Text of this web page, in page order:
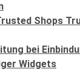
Shops
bei
Widgets